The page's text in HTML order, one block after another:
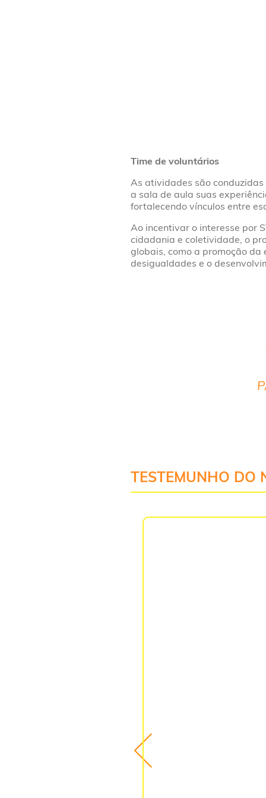
Time de voluntários
As atividades são
a sala de aula suas
fortalecendo vínculos entre
Ao incentivar o interesse por
cidadania e coletividade, o
globais, como a promoção
desigualdades e o
TESTEMUNHO DO